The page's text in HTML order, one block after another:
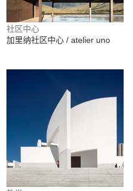
社区中心
加里纳社区中心 / atelier uno